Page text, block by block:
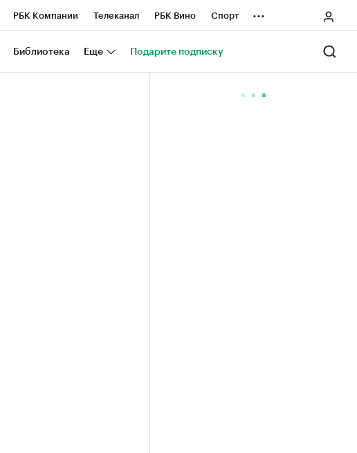
РБК Компании Телеканал РБК Вино Спорт
Национальные проекты Город
...
Библиотека Еще Подарите подписку